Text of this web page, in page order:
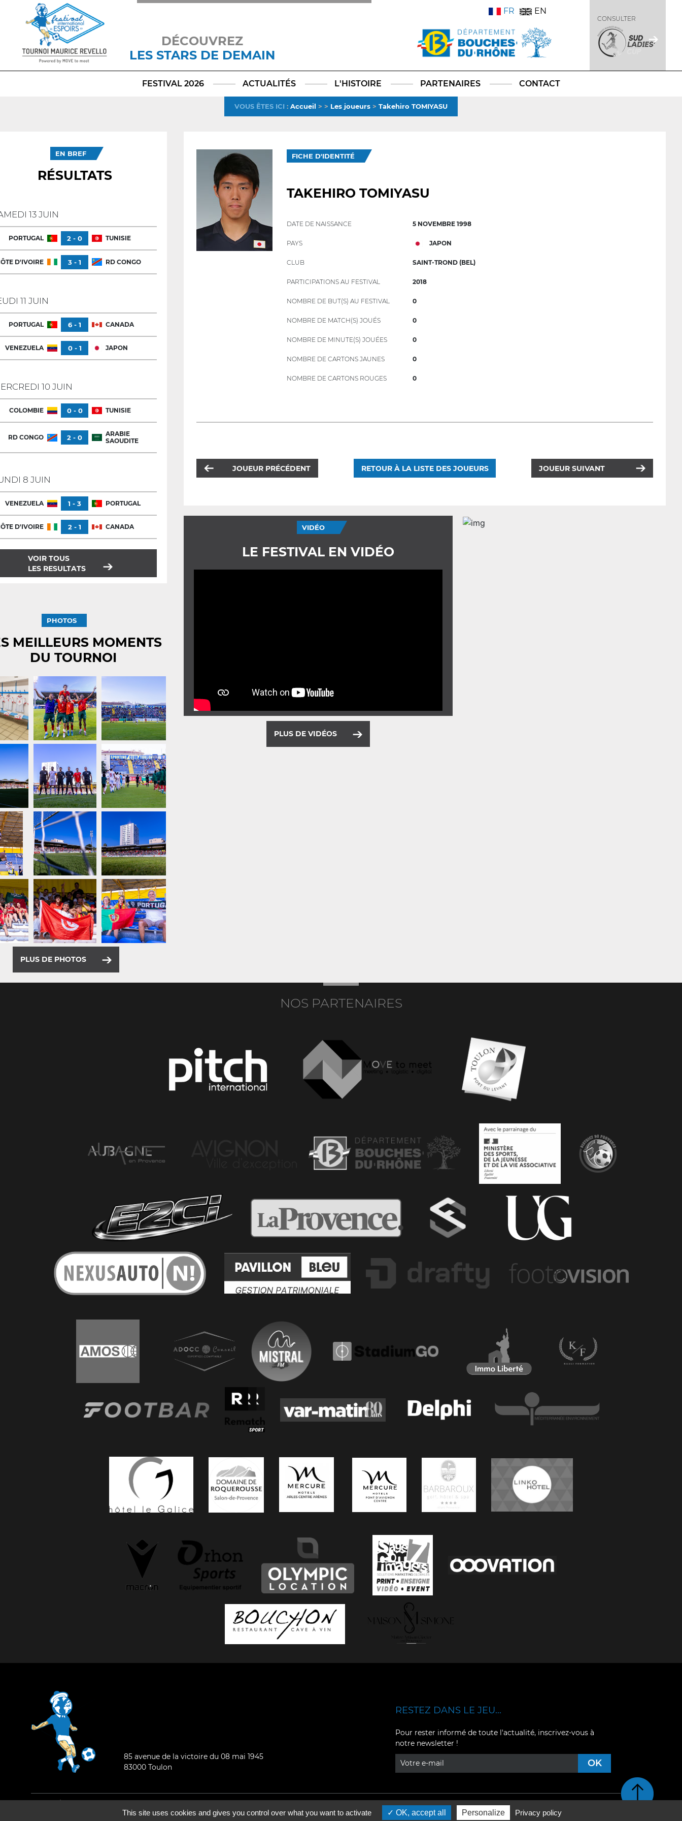
DÉCOUVREZ
LES STARS DE DEMAIN
TikTokLinkedIn
X
FR EN
CONSULTER
FESTIVAL 2026 ACTUALITÉS L'HISTOIRE PARTENAIRES CONTACT
VOUS ÊTES ICI : Accueil > > Les joueurs > Takehiro TOMIYASU
EN BREF
RÉSULTATS
13 JUIN
PORTUGAL 2 - 0 TUNISIE
D'IVOIRE 3 - 1 RD CONGO
11 JUIN
PORTUGAL 6 - 1 CANADA
VENEZUELA 0 - 1 JAPON
10 JUIN
COLOMBIE 0 - 0 TUNISIE
RD CONGO 2 - 0
ARABIE
SAOUDITE
8 JUIN
VENEZUELA 1 - 3 PORTUGAL
D'IVOIRE 2 - 1 CANADA
VOIR TOUS
LES RESULTATS
PHOTOS
MEILLEURS MOMENTS
DU TOURNOI
PLUS DE PHOTOS
FICHE D'IDENTITÉ
TAKEHIRO TOMIYASU
DATE DE NAISSANCE 5 NOVEMBRE 1998
PAYS JAPON
CLUB SAINT-TROND (BEL)
PARTICIPATIONS AU FESTIVAL 2018
NOMBRE DE BUT(S) AU FESTIVAL 0
NOMBRE DE MATCH(S) JOUÉS 0
NOMBRE DE MINUTE(S) JOUÉES 0
NOMBRE DE CARTONS JAUNES 0
NOMBRE DE CARTONS ROUGES 0
JOUEUR PRÉCÉDENT RETOUR À LA LISTE DES JOUEURS JOUEUR SUIVANT
VIDÉO
LE FESTIVAL EN VIDÉO
PLUS DE VIDÉOS
NOS PARTENAIRES
85 avenue de la victoire du 08 mai 1945
83000 Toulon
YouTube
RESTEZ DANS LE JEU...
Pour rester informé de toute l'actualité, inscrivez-vous à
notre newsletter !
Mentions légales-Qui sommes-nous ?
©2026 - Tous droits réservés - Conception :epartenair e
Retour en haut de page
This site uses cookies and gives you control over what you want to activate OK, accept all Personalize Privacy policy